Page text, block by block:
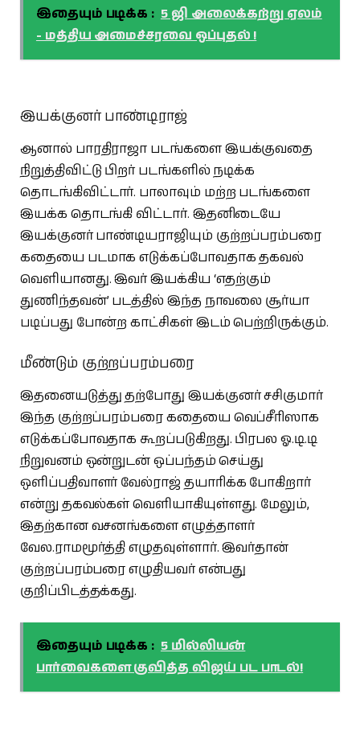
இதையும் படிக்க : 5 ஜி அலைக்கற்று ஏலம்
- மத்திய அமைச்சரவை ஒப்புதல் !
இயக்குனர் பாண்டிராஜ்
ஆனால் பாரதிராஜா படங்களை இயக்குவதை
நிறுத்திவிட்டு பிறர் படங்களில் நடிக்க
தொடங்கிவிட்டார். பாலாவும் மற்ற படங்களை
இயக்க தொடங்கி விட்டார். இதனிடையே
இயக்குனர் பாண்டியராஜியும் குற்றப்பரம்பரை
கதையை படமாக எடுக்கப்போவதாக தகவல்
வெளியானது. இவர் இயக்கிய ‘எதற்கும்
துணிந்தவன்’ படத்தில் இந்த நாவலை சூர்யா
படிப்பது போன்ற காட்சிகள் இடம் பெற்றிருக்கும்.
மீண்டும் குற்றப்பரம்பரை
இதனையடுத்து தற்போது இயக்குனர் சசிகுமார்
இந்த குற்றப்பரம்பரை கதையை வெப்சீரிஸாக
எடுக்கப்போவதாக கூறப்படுகிறது. பிரபல ஓ.டி.டி
நிறுவனம் ஒன்றுடன் ஒப்பந்தம் செய்து
ஒளிப்பதிவாளர் வேல்ராஜ் தயாரிக்க போகிறார்
என்று தகவல்கள் வெளியாகியுள்ளது. மேலும்,
இதற்கான வசனங்களை எழுத்தாளர்
வேல.ராமமூர்த்தி எழுதவுள்ளார். இவர்தான்
குற்றப்பரம்பரை எழுதியவர் என்பது
குறிப்பிடத்தக்கது.
இதையும் படிக்க : 5 மில்லியன்
பார்வைகளை குவித்த விஜய் பட பாடல்!